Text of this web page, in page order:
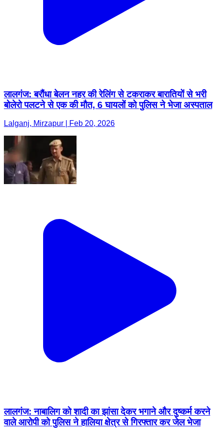
लालगंज: बरौंधा बेलन नहर की रेलिंग से टकराकर बारातियों से भरी
बोलेरो पलटने से एक की मौत, 6 घायलों को पुलिस ने भेजा अस्पताल
Lalganj, Mirzapur | Feb 20, 2026
लालगंज: नाबालिग को शादी का झांसा देकर भगाने और दुष्कर्म करने
वाले आरोपी को पुलिस ने हालिया क्षेत्र से गिरफ्तार कर जेल भेजा